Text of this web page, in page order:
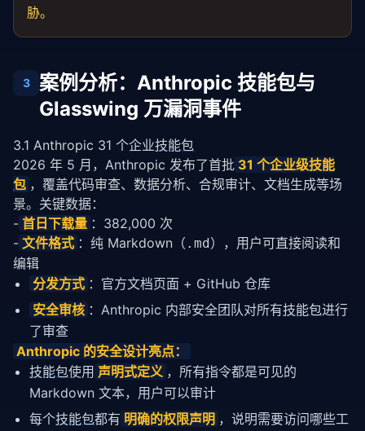
胁。
3
案例分析：Anthropic 技能包与
Glasswing 万漏洞事件
3.1 Anthropic 31 个企业技能包
2026 年 5 月，Anthropic 发布了首批 31 个企业级技能
包 ，覆盖代码审查、数据分析、合规审计、文档生成等场
景。关键数据：
- 首日下载量 ：382,000 次
- 文件格式 ：纯 Markdown（ .md），用户可直接阅读和
编辑
分发方式 ：官方文档页面 + GitHub 仓库
安全审核 ：Anthropic 内部安全团队对所有技能包进行
了审查
Anthropic 的安全设计亮点：
技能包使用 声明式定义 ，所有指令都是可见的
Markdown 文本，用户可以审计
每个技能包都有 明确的权限声明 ，说明需要访问哪些工